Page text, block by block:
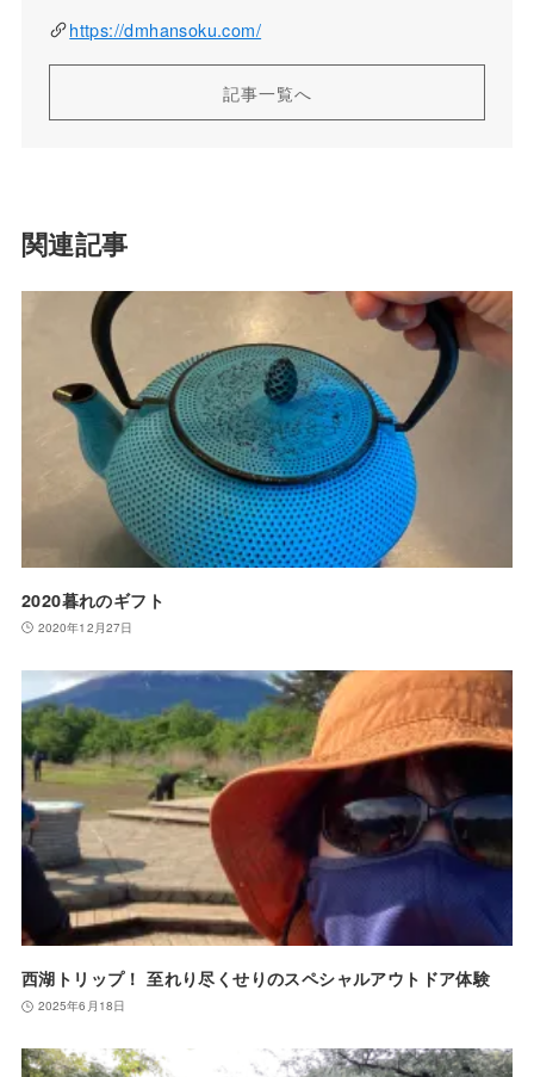
https://dmhansoku.com/
記事一覧へ
関連記事
2020暮れのギフト
2020年12月27日
西湖トリップ！ 至れり尽くせりのスペシャルアウトドア体験
2025年6月18日